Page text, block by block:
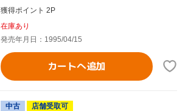
獲得ポイント 2P
在庫あり
発売年月日：1995/04/15
カートへ追加
中古
店舗受取可